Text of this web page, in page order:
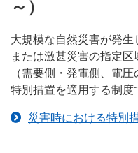
～）
大規模な自然災害が発
または激甚災害の指定
（需要側・発電側、電
特別措置を適用する制度
災害時における特別